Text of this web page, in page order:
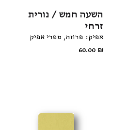
השעה חמש / נורית
זרחי
אפיק: פרוזה ספרי אפיק
60.00 ₪